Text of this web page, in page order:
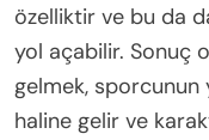
özelliktir ve bu da
yol açabilir. Sonuç
gelmek, sporcunun
haline gelir ve